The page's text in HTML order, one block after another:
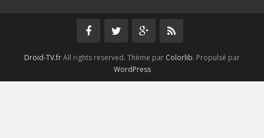
Droid-TV.frAll rights reserved. Thème par Colorlib. Propulsé par
WordPress